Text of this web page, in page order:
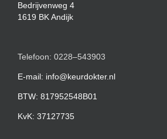
Bedrijvenweg 4
1619 BK Andijk
Telefoon: 0228–543903
E-mail: info@keurdokter.nl
BTW: 817952548B01
KvK: 37127735